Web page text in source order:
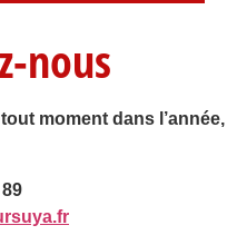
nous
moment dans l’année,